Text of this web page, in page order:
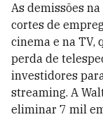
As demissões
cortes de
cinema e na TV,
perda de
investidores
streaming. A
eliminar 7 mil